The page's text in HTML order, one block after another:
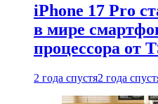
iPhone 17 Pro
в мире
процессора от
2 года спустя2 года